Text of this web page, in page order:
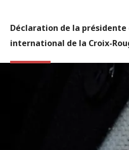
Déclaration de la présidente
international de la Croix-